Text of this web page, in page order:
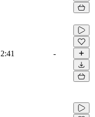
2:41 -